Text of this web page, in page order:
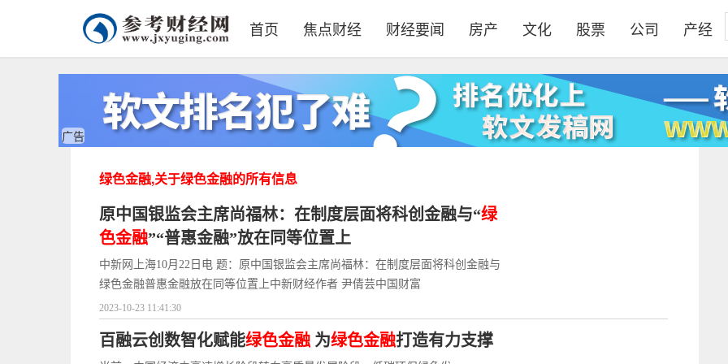
首页 焦点财经 财经要闻 房产 文化 股票 公司 产经
广告
绿色金融,关于绿色金融的所有信息
原中国银监会主席尚福林：在制度层面将科创金融与“绿
色金融”“普惠金融”放在同等位置上
中新网上海10月22日电 题：原中国银监会主席尚福林：在制度层面将科创金融与
绿色金融普惠金融放在同等位置上中新财经作者 尹倩芸中国财富
2023-10-23 11:41:30
百融云创数智化赋能绿色金融 为绿色金融打造有力支撑